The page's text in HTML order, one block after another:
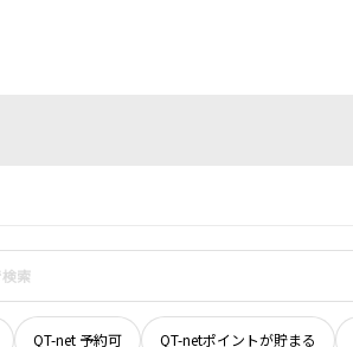
QT-net 予約可 QT-netポイントが貯まる